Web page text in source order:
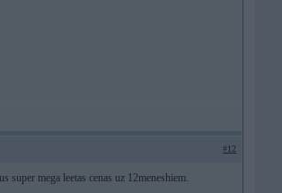
#12
super mega leetas cenas uz 12meneshiem.